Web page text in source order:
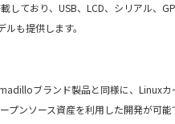
ており、USB、LCD、シリアル、
も提供します。
ブランド製品と同様に、Linux
ンソース資産を利用した開発が可能